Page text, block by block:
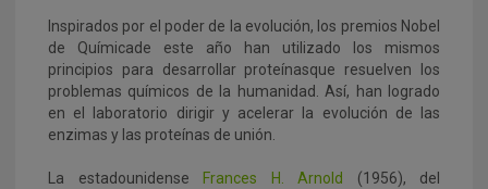
Inspirados por el poder de la evolución, los premios Nobel
de Químicade este año han utilizado los mismos
principios para desarrollar proteínasque resuelven los
problemas químicos de la humanidad. Así, han logrado
en el laboratorio dirigir y acelerar la evolución de las
enzimas y las proteínas de unión.
La estadounidense Frances H. Arnold (1956), del